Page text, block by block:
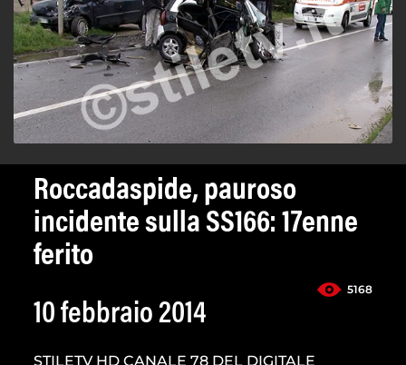
Roccadaspide, pauroso
incidente sulla SS166: 17enne
ferito
5168
10 febbraio 2014
STILETV HD CANALE 78 DEL DIGITALE